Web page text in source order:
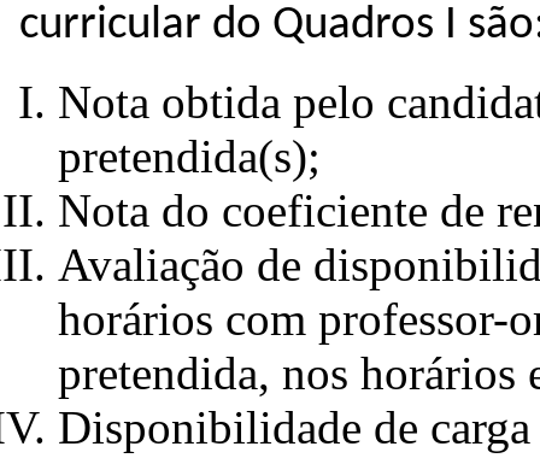
curricular do Quadros I
Nota obtida pelo
pretendida(s);
Nota do coeficiente de
Avaliação de
horários com professor-
pretendida, nos
Disponibilidade de